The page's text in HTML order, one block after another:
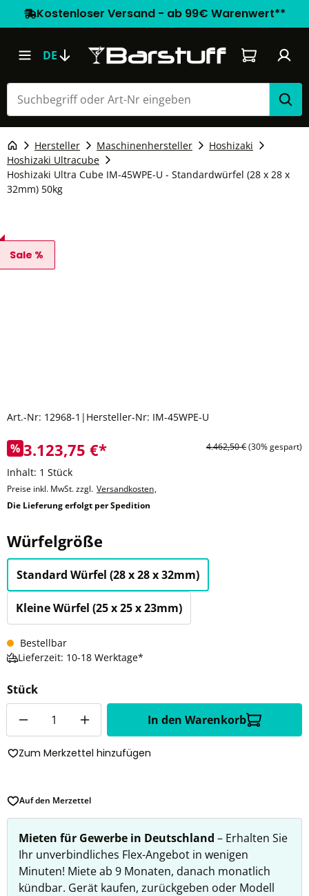
Kostenloser Versand - ab 99€ Warenwert**
DE Warenkorb
Hersteller Maschinenhersteller
Hoshizaki
Hoshizaki Ultracube
Hoshizaki Ultra Cube IM-45WPE-U - Standardwürfel (28 x 28 x
32mm) 50kg
Sale %
Art.-Nr: 12968-1 | Hersteller-Nr: IM-45WPE-U
% 3.123,75 €* 4.462,50 €(30% gespart)
Inhalt: 1 Stück
Preise inkl. MwSt. zzgl. Versandkosten,
Die Lieferung erfolgt per Spedition
Würfelgröße
Standard Würfel (28 x 28 x 32mm)
Kleine Würfel (25 x 25 x 23mm)
Bestellbar
Lieferzeit: 10-18 Werktage*
Stück
In den Warenkorb
Zum Merkzettel hinzufügen
Auf den Merzettel
Mieten für Gewerbe in Deutschland – Erhalten Sie
Ihr unverbindliches Flex-Angebot in wenigen
Minuten! Miete ab 9 Monaten, danach monatlich
kündbar. Gerät kaufen, zurückgeben oder Modell